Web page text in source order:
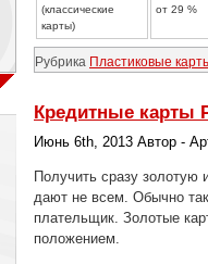
(классические
карты)
от 29 %
Рубрика Пластиковые
Кредитные карты
Июнь 6th, 2013 Автор -
Получить сразу золотую
дают не всем. Обычно
плательщик. Золотые
положением.